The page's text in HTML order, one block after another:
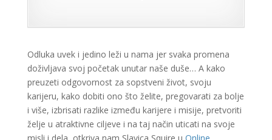
Odluka uvek i jedino leži u nama jer svaka promena
doživljava svoj početak unutar naše duše… A kako
preuzeti odgovornost za sopstveni život, svoju
karijeru, kako dobiti ono što želite, pregovarati za bolje
i više, izbrisati razlike između karijere i misije, pretvoriti
želje u atraktivne ciljeve i na taj način uticati na svoje